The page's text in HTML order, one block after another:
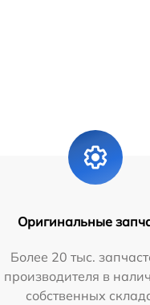
Оригинальные
Более 20 тыс.
производителя в
собственных